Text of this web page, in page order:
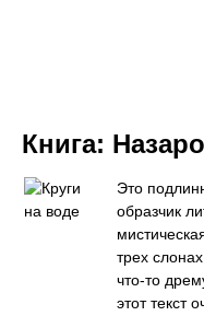
Книга:
Это
образчик
трех
что-то
этот текст